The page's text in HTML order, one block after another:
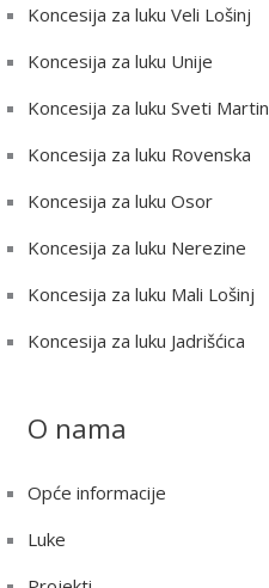
Koncesija za luku Veli Lošinj
Koncesija za luku Unije
Koncesija za luku Sveti Martin
Koncesija za luku Rovenska
Koncesija za luku Osor
Koncesija za luku Nerezine
Koncesija za luku Mali Lošinj
Koncesija za luku Jadrišćica
O nama
Opće informacije
Luke